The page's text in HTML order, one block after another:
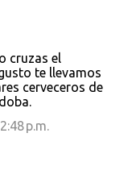
cruzas el
te llevamos
cerveceros de
p.m.